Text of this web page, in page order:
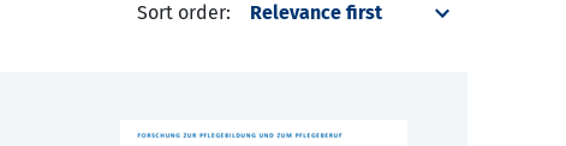
Sort order: